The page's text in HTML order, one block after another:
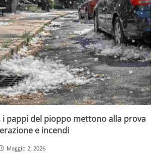
i pappi del pioppo mettono alla prova
e incendi
Maggio 2, 2026